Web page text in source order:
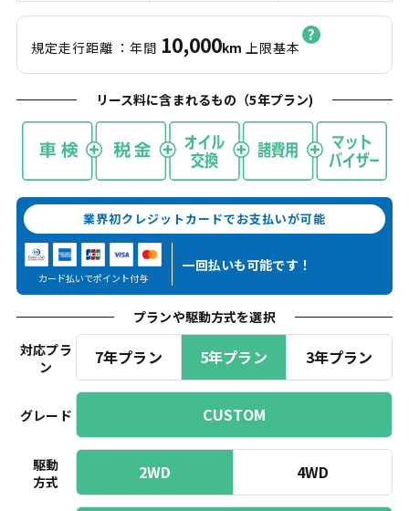
規定走行距離 ：年間 10,000km 上限基本
リース料に含まれるもの（5年プラン)
業界初クレジットカードでお支払いが可能
カード払いでポイント付与
一回払いも可能です！
プランや駆動方式を選択
対応プラ
ン
7年プラン 5年プラン 3年プラン
グレード CUSTOM
駆動
方式
2WD 4WD